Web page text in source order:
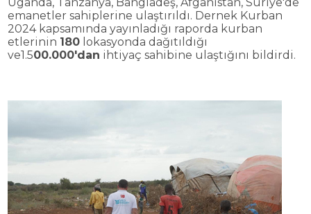
emanetler sahiplerine ulaştırıldı. Dernek Kurban
2024 kapsamında yayınladığı raporda kurban
etlerinin 180lokasyonda dağıtıldığı
ve1.500.000'dan ihtiyaç sahibine ulaştığını bildirdi.